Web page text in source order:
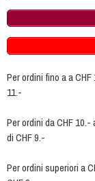
Per ordini fino a a
11.-
Per ordini da CHF
di CHF 9.-
Per ordini superiori a